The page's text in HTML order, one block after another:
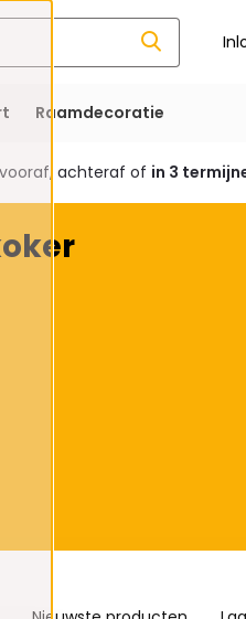
Raamdecoratie
achteraf of in 3